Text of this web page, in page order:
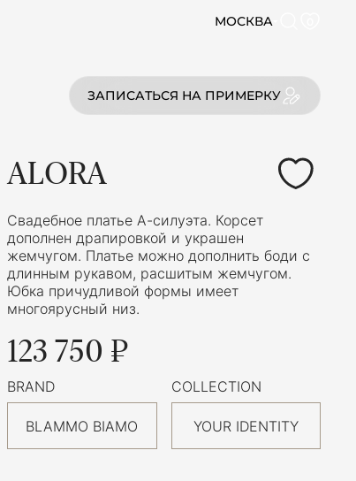
МОСКВА
ЗАПИСАТЬСЯ НА ПРИМЕРКУ
ALORA
Свадебное платье А-силуэта. Корсет
дополнен драпировкой и украшен
жемчугом. Платье можно дополнить боди с
длинным рукавом, расшитым жемчугом.
Юбка причудливой формы имеет
многоярусный низ.
123 750 ₽
BRAND
BLAMMO BIAMO
COLLECTION
YOUR IDENTITY